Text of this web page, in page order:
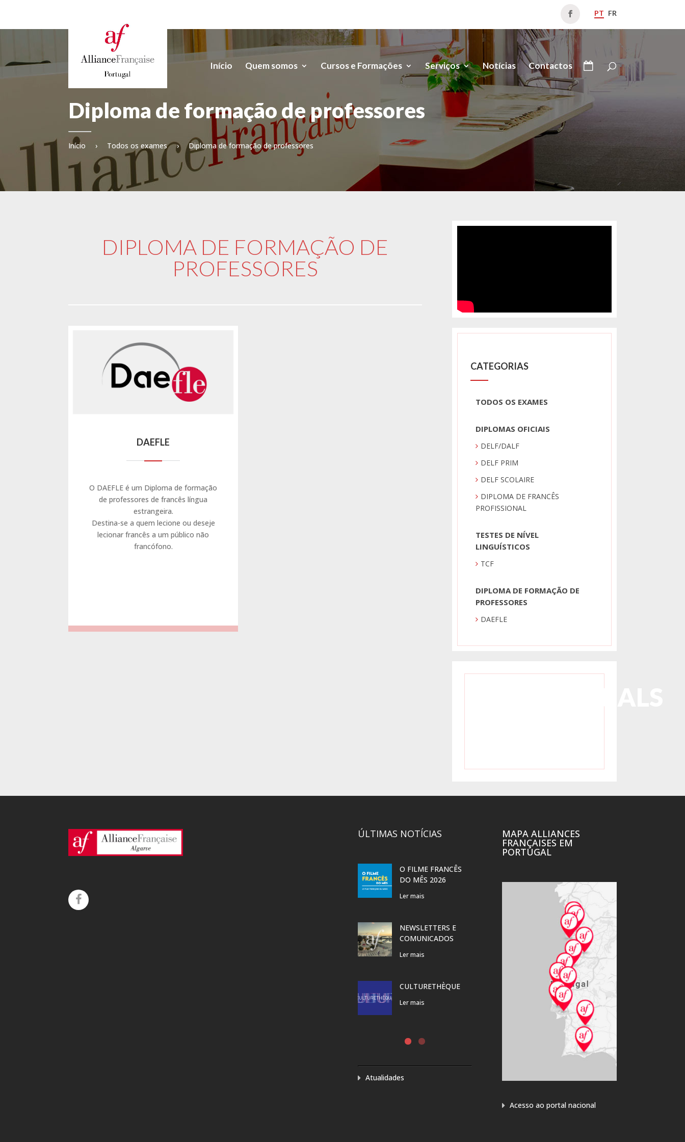
PT FR
Início Quem somos Cursos e Formações Serviços Notícias Contactos
Diploma de formação de professores
Início › Todos os exames › Diploma de formação de professores
DIPLOMA DE FORMAÇÃO DE
PROFESSORES
DAEFLE
O DAEFLE é um Diploma de formação
de professores de francês língua
estrangeira.
Destina-se a quem lecione ou deseje
lecionar francês a um público não
francófono.
CATEGORIAS
TODOS OS EXAMES
DIPLOMAS OFICIAIS
DELF/DALF
DELF PRIM
DELF SCOLAIRE
DIPLOMA DE FRANCÊS
PROFISSIONAL
TESTES DE NÍVEL
LINGUÍSTICOS
TCF
DIPLOMA DE FORMAÇÃO DE
PROFESSORES
DAEFLE
TESTIMONIALS
ÚLTIMAS NOTÍCIAS
O FILME FRANCÊS
DO MÊS 2026
Ler mais
NEWSLETTERS E
COMUNICADOS
Ler mais
CULTURETHÈQUE
Ler mais
Atualidades
MAPA ALLIANCES
FRANÇAISES EM
PORTUGAL
Acesso ao portal nacional